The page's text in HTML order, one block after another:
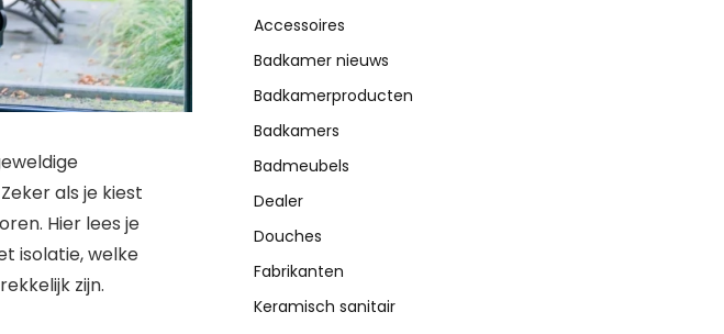
als je kiest
Hier lees je
isolatie, welke
zijn.
Accessoires
Badkamer nieuws
Badkamerproducten
Badkamers
Badmeubels
Dealer
Douches
Fabrikanten
Keramisch sanitair